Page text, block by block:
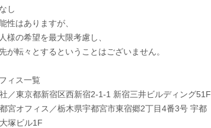
し
性はありますが、
様の希望を最大限考慮し、
が転々とするということはございません。
ィス一覧
／東京都新宿区西新宿2-1-1 新宿三井ビルディング51F
宮オフィス／栃木県宇都宮市東宿郷2丁目4番3号 宇都
塚ビル1F